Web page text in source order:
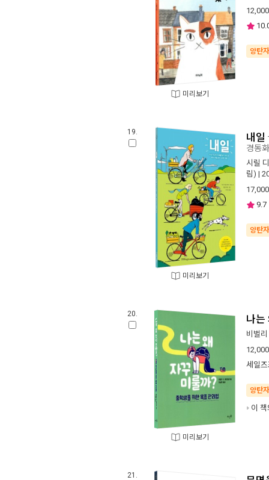
미리보기
12,000
양탄
19.
미리보기
내일
경동
시릴
림) |
17,000
9.7
양탄
20.
미리보기
나는
비벌
12,000
세일
양탄
이
21.